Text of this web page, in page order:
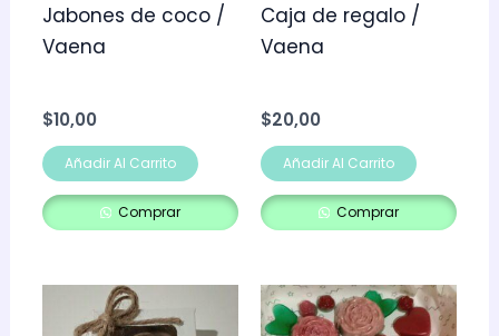
Jabones de coco /
Vaena
$10,00
Añadir Al Carrito
Comprar
Caja de regalo /
Vaena
$20,00
Añadir Al Carrito
Comprar